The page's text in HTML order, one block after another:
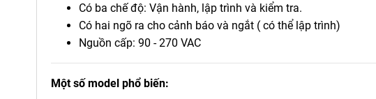
Có ba chế độ: Vận hành, lập trình và kiểm tra.
Có hai ngõ ra cho cảnh báo và ngắt ( có thể lập trình)
Nguồn cấp: 90 - 270 VAC
Một số model phổ biến: